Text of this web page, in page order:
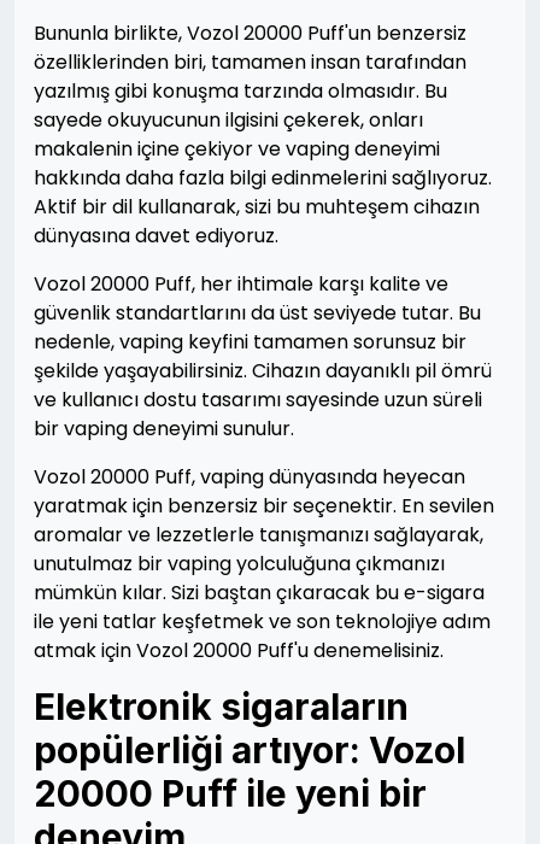
Bununla birlikte, Vozol 20000 Puff'un benzersiz
özelliklerinden biri, tamamen insan tarafından
yazılmış gibi konuşma tarzında olmasıdır. Bu
sayede okuyucunun ilgisini çekerek, onları
makalenin içine çekiyor ve vaping deneyimi
hakkında daha fazla bilgi edinmelerini sağlıyoruz.
Aktif bir dil kullanarak, sizi bu muhteşem cihazın
dünyasına davet ediyoruz.
Vozol 20000 Puff, her ihtimale karşı kalite ve
güvenlik standartlarını da üst seviyede tutar. Bu
nedenle, vaping keyfini tamamen sorunsuz bir
şekilde yaşayabilirsiniz. Cihazın dayanıklı pil ömrü
ve kullanıcı dostu tasarımı sayesinde uzun süreli
bir vaping deneyimi sunulur.
Vozol 20000 Puff, vaping dünyasında heyecan
yaratmak için benzersiz bir seçenektir. En sevilen
aromalar ve lezzetlerle tanışmanızı sağlayarak,
unutulmaz bir vaping yolculuğuna çıkmanızı
mümkün kılar. Sizi baştan çıkaracak bu e-sigara
ile yeni tatlar keşfetmek ve son teknolojiye adım
atmak için Vozol 20000 Puff'u denemelisiniz.
Elektronik sigaraların
popülerliği artıyor: Vozol
20000 Puff ile yeni bir